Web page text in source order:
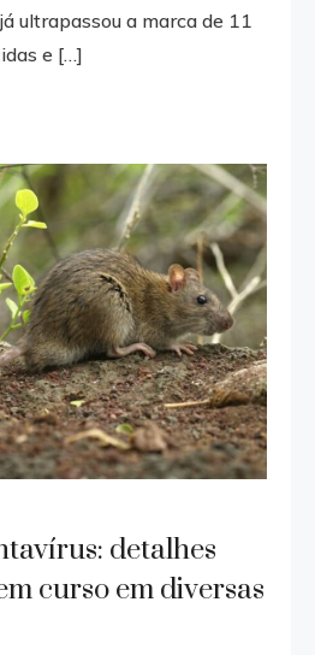
ultrapassou a marca de 11
e […]
detalhes
curso em diversas